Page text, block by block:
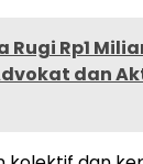
Rugi Rp1
dan